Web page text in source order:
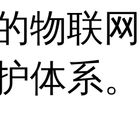
物联
体系。